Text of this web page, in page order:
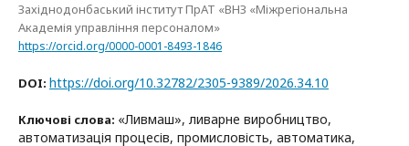
Західнодонбаський інститут ПрАТ «ВНЗ «Міжрегіональна
Академія управління персоналом»
https://orcid.org/0000-0001-8493-1846
DOI: https://doi.org/10.32782/2305-9389/2026.34.10
Ключові слова: «Ливмаш», ливарне виробництво,
автоматизація процесів, промисловість, автоматика,